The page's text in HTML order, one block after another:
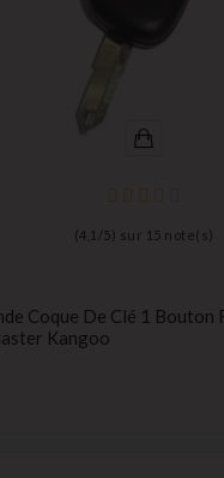
(4,1 / 5) sur 15 note(s)
Coque De Clé 1 Bouton
Kangoo